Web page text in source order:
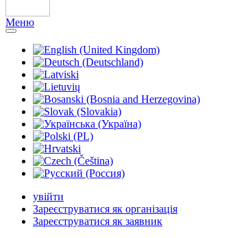
Меню
увійти
Зареєструватися як організація
Зареєструватися як заявник